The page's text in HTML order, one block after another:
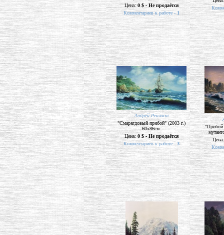
Цена:0 $ - Не продаётся
Комментариев к работе -1
Андрей Реалист
"Смарагдовый прибой" (2003 г.)
60х86см.
Цена: 0 $ - Не продаётся
Комментариев к работе - 3
"Прибой